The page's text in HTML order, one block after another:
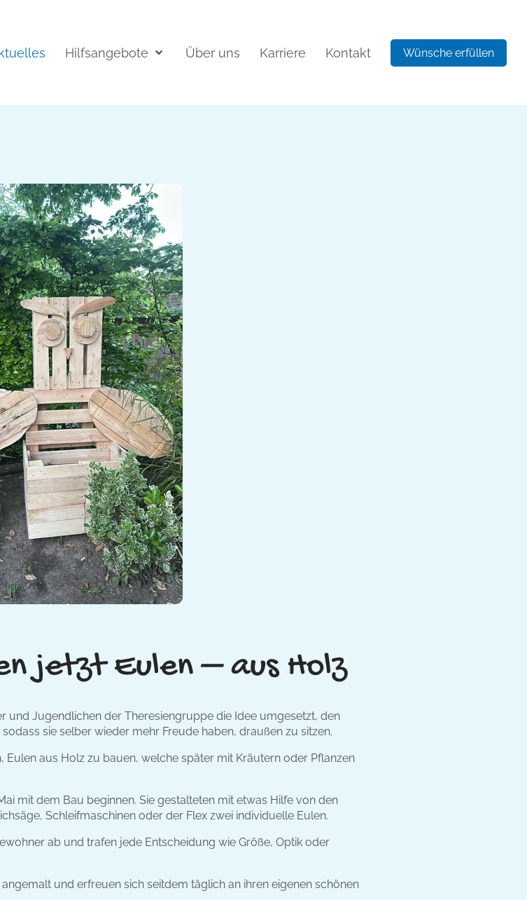
Hilfsangebote Über uns Karriere Kontakt Wünsche erfüllen
jetzt Eulen – aus Holz
und Jugendlichen der Theresiengruppe die Idee umgesetzt, den
sie selber wieder mehr Freude haben, draußen zu sitzen.
Eulen aus Holz zu bauen, welche später mit Kräutern oder Pflanzen
mit dem Bau beginnen. Sie gestalteten mit etwas Hilfe von den
Schleifmaschinen oder der Flex zwei individuelle Eulen.
ab und trafen jede Entscheidung wie Größe, Optik oder
und erfreuen sich seitdem täglich an ihren eigenen schönen